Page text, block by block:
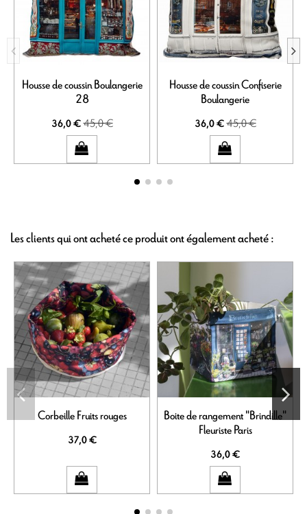
Housse de coussin Boulangerie
28
36,0 €45,0 €
Housse de coussin Confiserie
Boulangerie
36,0 €45,0 €
Les clients qui ont acheté ce produit ont également acheté :
Corbeille Fruits rouges
37,0 €
Boite de rangement "Brindille"
Fleuriste Paris
36,0 €